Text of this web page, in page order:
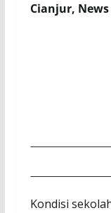
Cianjur,
Kondisi